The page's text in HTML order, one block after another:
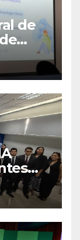
de
de
a